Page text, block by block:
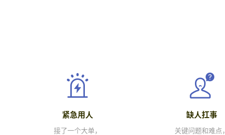
紧急用人
接了一个大单，
缺人扛事
关键问题和难点，